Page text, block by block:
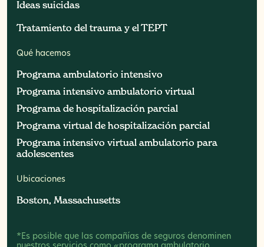
Ideas suicidas
Ideas suicidas
Tratamiento del trauma y el TEPT
Tratamiento del trauma y el TEPT
Qué hacemos
Programa ambulatorio intensivo
Programa ambulatorio intensivo
Programa intensivo ambulatorio virtual
Programa intensivo ambulatorio virtual
Programa de hospitalización parcial
Programa de hospitalización parcial
Programa virtual de hospitalización parcial
Programa virtual de hospitalización parcial
Programa intensivo virtual ambulatorio para
adolescentes
Programa intensivo virtual ambulatorio para
adolescentes
Ubicaciones
Boston, Massachusetts
Boston, Massachusetts
*Es posible que las compañías de seguros denominen